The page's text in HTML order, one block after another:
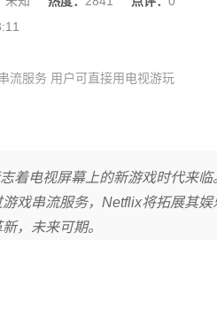
流服务 用户可直接用电视游玩
着电视屏幕上的新游戏时代来
戏串流服务，Netflix将拓展其
，未来可期。